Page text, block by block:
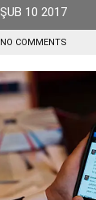
ŞUB 10 2017
NO COMMENTS